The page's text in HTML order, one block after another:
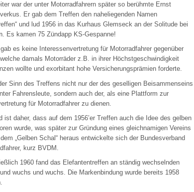
war der unter Motorradfahrern später so berühmte Ernst
Er gab dem Treffen den naheliegenden Namen
und lud 1956 in das Kurhaus Glemseck an der Solitude bei
Es kamen 75 Zündapp KS-Gespanne!
es keine Interessenvertretung für Motorradfahrer gegenüber
damals Motorräder z.B. in ihrer Höchstgeschwindigkeit
wollte und exorbitant hohe Versicherungsprämien forderte.
Sinn des Treffens nicht nur der des geselligen Beisammenseins
Fahrensleute, sondern auch der, als eine Plattform zur
für Motorradfahrer zu dienen.
ist daher, dass auf dem 1956’er Treffen auch die Idee des gelben
wurde, was später zur Gründung eines gleichnamigen Vereins
„Gelben Schal“ heraus entwickelte sich der Bundesverband
kurz BVDM.
1960 fand das Elefantentreffen an ständig wechselnden
wuchs und wuchs. Die Markenbindung wurde bereits 1958